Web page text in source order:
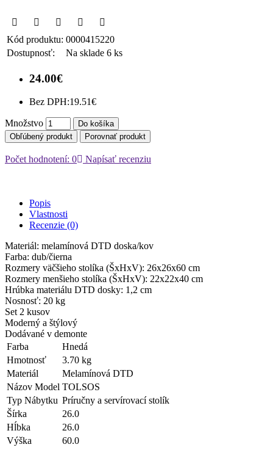
Kód produktu: 0000415220
Dostupnosť:
Na sklade 6 ks
24.00€
Bez DPH:19.51€
Množstvo
Do košíka
Obľúbený produkt
Porovnať produkt
Počet hodnotení: 0 Napísať recenziu
Popis
Vlastnosti
Recenzie (0)
Materiál: melamínová DTD doska/kov
Farba: dub/čierna
Rozmery väčšieho stolíka (ŠxHxV): 26x26x60 cm
Rozmery menšieho stolíka (ŠxHxV): 22x22x40 cm
Hrúbka materiálu DTD dosky: 1,2 cm
Nosnosť: 20 kg
Set 2 kusov
Moderný a štýlový
Dodávané v demonte
Farba
Hnedá
Hmotnosť
3.70 kg
Materiál
Melamínová DTD
Názov Model TOLSOS
Typ Nábytku Príručny a servírovací stolík
Šírka
26.0
Hĺbka
26.0
Výška
60.0